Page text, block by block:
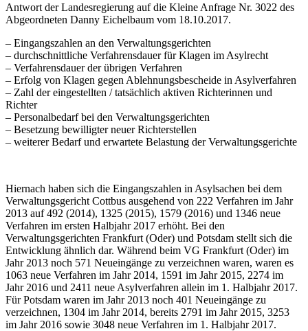
Antwort der Landesregierung auf die Kleine Anfrage Nr. 3022 des
Abgeordneten Danny Eichelbaum vom 18.10.2017.
– Eingangszahlen an den Verwaltungsgerichten
– durchschnittliche Verfahrensdauer für Klagen im Asylrecht
– Verfahrensdauer der übrigen Verfahren
– Erfolg von Klagen gegen Ablehnungsbescheide in Asylverfahren
– Zahl der eingestellten / tatsächlich aktiven Richterinnen und
Richter
– Personalbedarf bei den Verwaltungsgerichten
– Besetzung bewilligter neuer Richterstellen
– weiterer Bedarf und erwartete Belastung der Verwaltungsgerichte
Hiernach haben sich die Eingangszahlen in Asylsachen bei dem
Verwaltungsgericht Cottbus ausgehend von 222 Verfahren im Jahr
2013 auf 492 (2014), 1325 (2015), 1579 (2016) und 1346 neue
Verfahren im ersten Halbjahr 2017 erhöht. Bei den
Verwaltungsgerichten Frankfurt (Oder) und Potsdam stellt sich die
Entwicklung ähnlich dar. Während beim VG Frankfurt (Oder) im
Jahr 2013 noch 571 Neueingänge zu verzeichnen waren, waren es
1063 neue Verfahren im Jahr 2014, 1591 im Jahr 2015, 2274 im
Jahr 2016 und 2411 neue Asylverfahren allein im 1. Halbjahr 2017.
Für Potsdam waren im Jahr 2013 noch 401 Neueingänge zu
verzeichnen, 1304 im Jahr 2014, bereits 2791 im Jahr 2015, 3253
im Jahr 2016 sowie 3048 neue Verfahren im 1. Halbjahr 2017.